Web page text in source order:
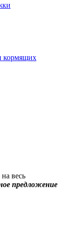
кормящих
весь
предложение